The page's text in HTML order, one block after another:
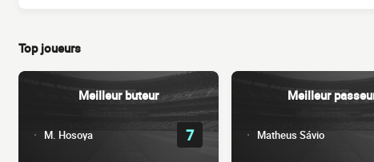
Top joueurs
Meilleur buteur
M. Hosoya 7
Meilleur
Matheus Sávio